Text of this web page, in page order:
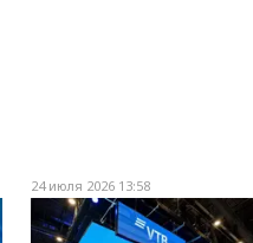
24 июля 2026 13:58